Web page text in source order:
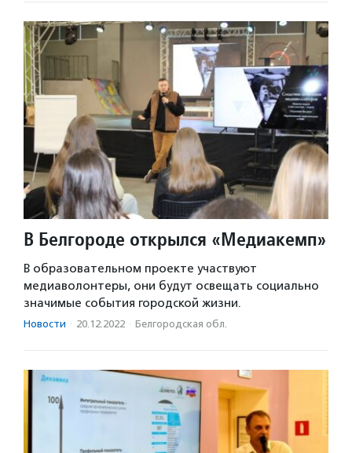
В Белгороде открылся «Медиакемп»
В образовательном проекте участвуют
медиаволонтеры, они будут освещать социально
значимые события городской жизни.
Новости · 20.12.2022 · Белгородская обл.